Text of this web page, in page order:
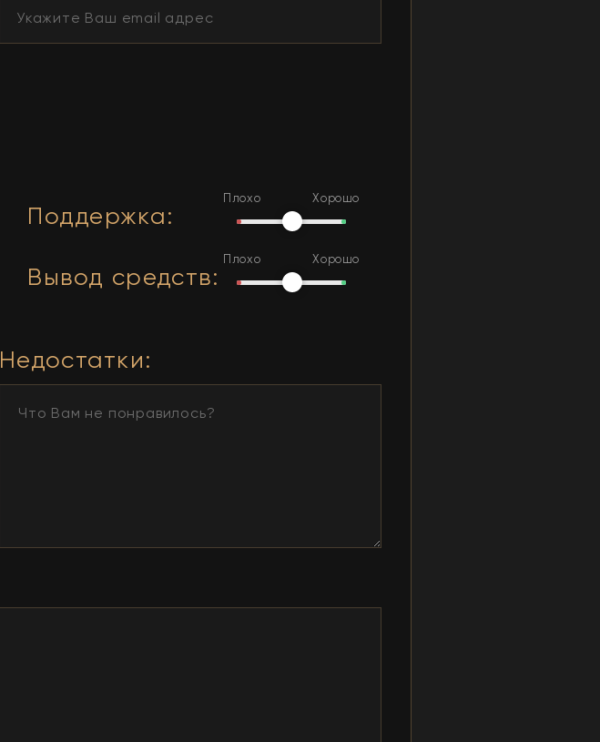
Поддержка:
Плохо Хорошо
Вывод средств:
Плохо Хорошо
Недостатки: